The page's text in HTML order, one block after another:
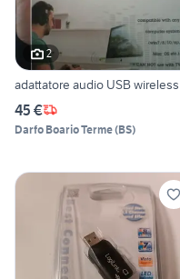
2
adattatore audio USB wireless
45 €
Darfo Boario Terme(BS)